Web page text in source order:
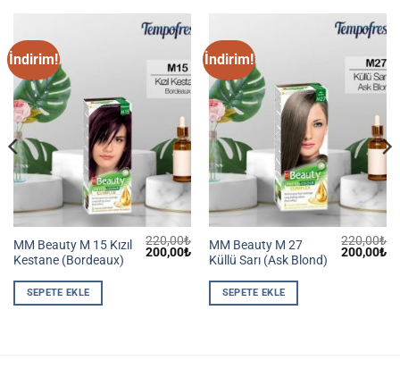
İndirim!
MM Beauty M 15 Kızıl
Kestane (Bordeaux)
220,00₺
Orijinal
fiyat:
200,00₺Şu
andaki
200,00₺.
SEPETE EKLE
İndirim!
MM Beauty M 27
Küllü Sarı (Ask Blond)
220,00₺
Orijinal
fiyat:
200,00₺Şu
SEPETE EKLE